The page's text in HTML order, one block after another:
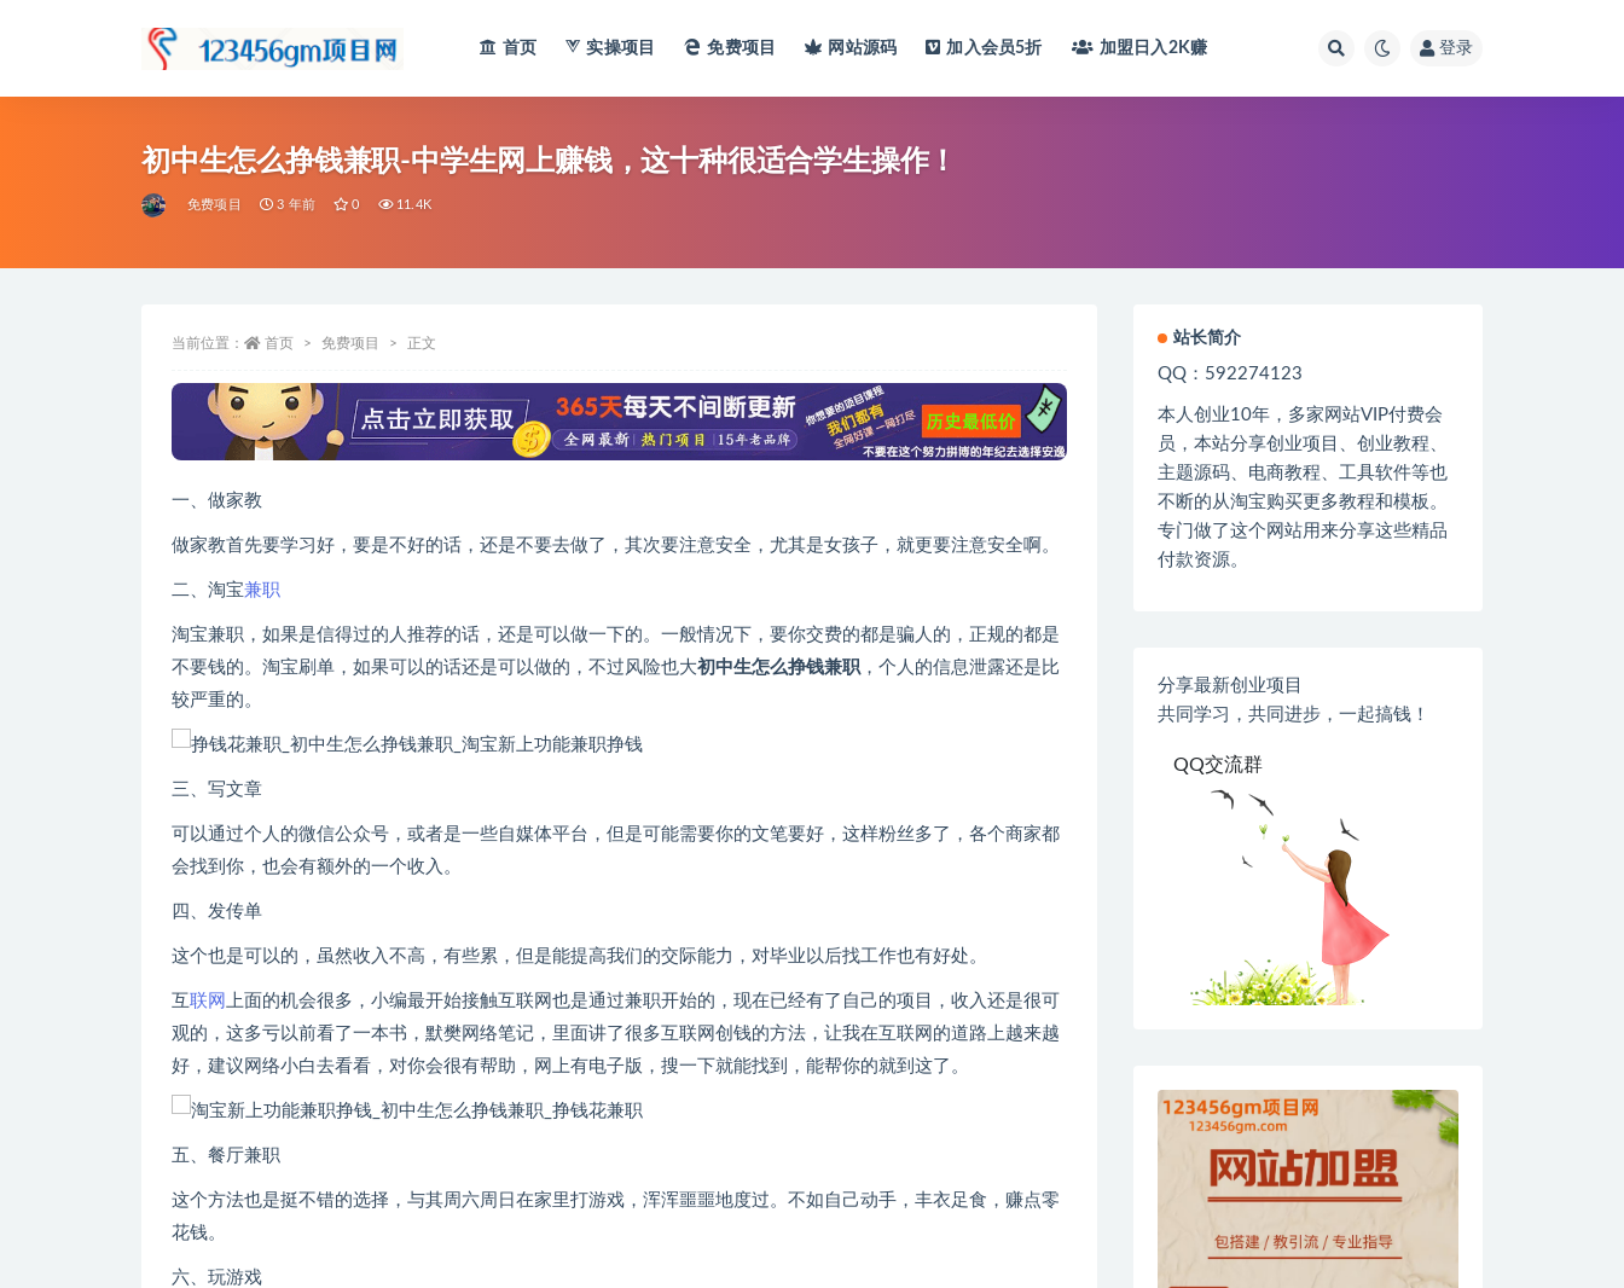
首页 实操项目 免费项目 网站源码 加入会员5折 加盟日入2K赚 登录
初中生怎么挣钱兼职-中学生网上赚钱，这十种很适合学生操作！
免费项目 3 年前 0 11.4K
当前位置： 首页 免费项目 正文
一、做家教
做家教首先要学习好，要是不好的话，还是不要去做了，其次要注意安全，尤其是女孩子，就更要注意安全啊。
二、淘宝兼职
淘宝兼职，如果是信得过的人推荐的话，还是可以做一下的。一般情况下，要你交费的都是骗人的，正规的都是
不要钱的。淘宝刷单，如果可以的话还是可以做的，不过风险也大初中生怎么挣钱兼职 ，个人的信息泄露还是比
较严重的。
三、写文章
可以通过个人的微信公众号，或者是一些自媒体平台，但是可能需要你的文笔要好，这样粉丝多了，各个商家都
会找到你，也会有额外的一个收入。
四、发传单
这个也是可以的，虽然收入不高，有些累，但是能提高我们的交际能力，对毕业以后找工作也有好处。
互联网
上面的机会很多，小编最开始接触互联网也是通过兼职开始的，现在已经有了自己的项目，收入还是很可
观的，这多亏以前看了一本书，默樊网络笔记，里面讲了很多互联网创钱的方法，让我在互联网的道路上越来越
好，建议网络小白去看看，对你会很有帮助，网上有电子版，搜一下就能找到，能帮你的就到这了。
五、餐厅兼职
这个方法也是挺不错的选择，与其周六周日在家里打游戏，浑浑噩噩地度过。不如自己动手，丰衣足食，赚点零
花钱。
六、玩游戏
站长简介
QQ：592274123
本人创业10年，多家网站VIP付费会
员，本站分享创业项目、创业教程、
主题源码、电商教程、工具软件等也
不断的从淘宝购买更多教程和模板。
专门做了这个网站用来分享这些精品
付款资源。
分享最新创业项目
共同学习，共同进步，一起搞钱！
QQ交流群